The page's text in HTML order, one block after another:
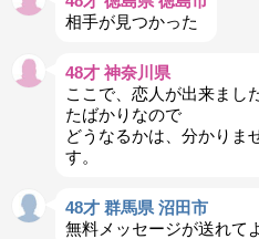
相手が見つかった
48才 神奈川県
ここで、恋人が出来まし
たばかりなので
どうなるかは、分かりま
す。
48才 群馬県 沼田市
無料メッセージが送れて